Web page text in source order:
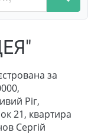
за
Ріг,
21, квартира
Сергій